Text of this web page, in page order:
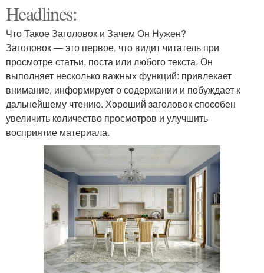
Headlines:
Что Такое Заголовок и Зачем Он Нужен?
Заголовок — это первое, что видит читатель при
просмотре статьи, поста или любого текста. Он
выполняет несколько важных функций: привлекает
внимание, информирует о содержании и побуждает к
дальнейшему чтению. Хороший заголовок способен
увеличить количество просмотров и улучшить
восприятие материала.